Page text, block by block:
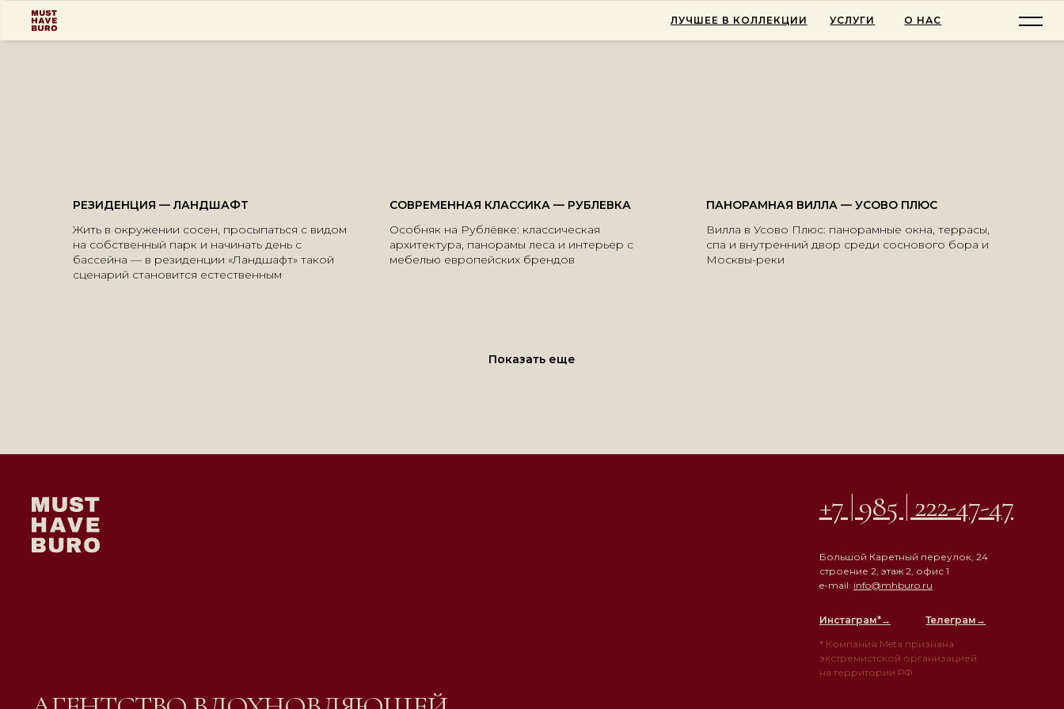
ЛУЧШЕЕ В КОЛЛЕКЦИИ УСЛУГИ О НАС
РЕЗИДЕНЦИЯ — ЛАНДШАФТ
Жить в окружении сосен, просыпаться с видом
на собственный парк и начинать день с
бассейна — в резиденции «Ландшафт» такой
сценарий становится естественным
СОВРЕМЕННАЯ КЛАССИКА — РУБЛЕВКА
Особняк на Рублёвке: классическая
архитектура, панорамы леса и интерьер с
мебелью европейских брендов
ПАНОРАМНАЯ ВИЛЛА — УСОВО ПЛЮС
Вилла в Усово Плюс: панорамные окна, террасы,
спа и внутренний двор среди соснового бора и
Москвы-реки
Показать еще
Телеграм→
Инстаграм*→
+7 | 985 | 222-47-47
* Компания Meta признана
экстремистской организацией
на территории РФ
Большой Каретный переулок, 24
строение 2, этаж 2, офис 1
e-mail: info@mhburo.ru